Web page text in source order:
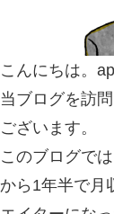
こんにちは。
当ブログを訪
ございます。
このブログで
から1年半で月